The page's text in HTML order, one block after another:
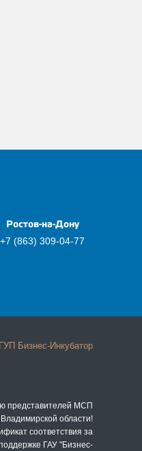
Ростов-на-Дону
+7 (863) 309-04-77
представителей МСП
Владимирской области!
соответствия за
ГАУ "Бизнес-